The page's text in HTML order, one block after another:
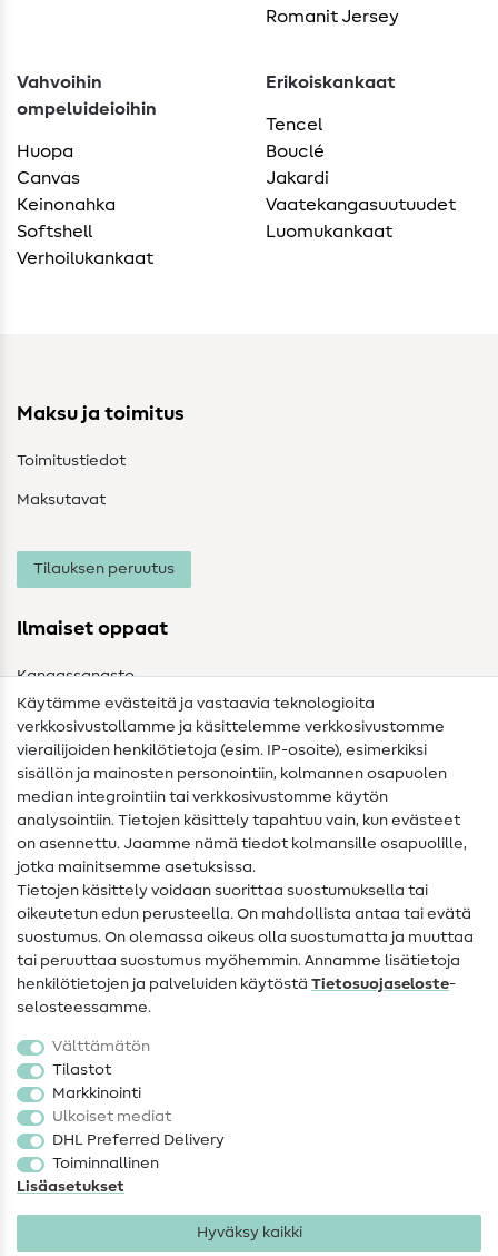
Romanit Jersey
Vahvoihin
ompeluideioihin
Huopa
Canvas
Keinonahka
Softshell
Verhoilukankaat
Erikoiskankaat
Tencel
Bouclé
Jakardi
Vaatekangasuutuudet
Luomukankaat
Maksu ja toimitus
Toimitustiedot
Maksutavat
Tilauksen peruutus
Ilmaiset oppaat
Kangassanasto
Ompelusanasto
Ompeluohjeet
Apua ja yhteystiedot
Yhteystiedot
Tietoa omistajanvaihdoksesta
Peruutusoikeus
Suosittu
Kankaat
Ompelutarvikkeet
Ale
Käytämme evästeitä ja vastaavia teknologioita
verkkosivustollamme ja käsittelemme verkkosivustomme
vierailijoiden henkilötietoja (esim. IP-osoite), esimerkiksi
sisällön ja mainosten personointiin, kolmannen osapuolen
median integrointiin tai verkkosivustomme käytön
analysointiin. Tietojen käsittely tapahtuu vain, kun evästeet
on asennettu. Jaamme nämä tiedot kolmansille osapuolille,
jotka mainitsemme asetuksissa.
Tietojen käsittely voidaan suorittaa suostumuksella tai
oikeutetun edun perusteella. On mahdollista antaa tai evätä
suostumus. On olemassa oikeus olla suostumatta ja muuttaa
tai peruuttaa suostumus myöhemmin. Annamme lisätietoja
henkilötietojen ja palveluiden käytöstä Tietosuojaseloste-
selosteessamme.
Välttämätön
Tilastot
Markkinointi
Ulkoiset mediat
DHL Preferred Delivery
Toiminnallinen
Lisäasetukset
Hyväksy kaikki